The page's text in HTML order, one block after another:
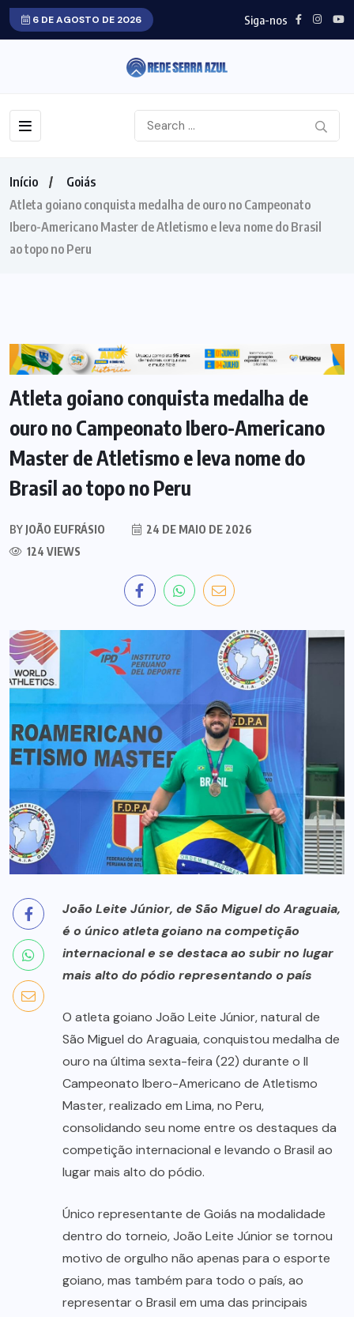
6 DE AGOSTO DE 2026 Siga-nos
Início
Goiás
Atleta goiano conquista medalha de ouro no Campeonato
Ibero-Americano Master de Atletismo e leva nome do Brasil
ao topo no Peru
GOIÁS BRASIL ESPORTE
Atleta goiano conquista medalha de
ouro no Campeonato Ibero-Americano
Master de Atletismo e leva nome do
Brasil ao topo no Peru
BY JOÃO EUFRÁSIO
24 DE MAIO DE 2026
124 VIEWS
João Leite Júnior, de São Miguel do Araguaia,
é o único atleta goiano na competição
internacional e se destaca ao subir no lugar
mais alto do pódio representando o país
O atleta goiano João Leite Júnior, natural de
São Miguel do Araguaia, conquistou medalha de
ouro na última sexta-feira (22) durante o II
Campeonato Ibero-Americano de Atletismo
Master, realizado em Lima, no Peru,
consolidando seu nome entre os destaques da
competição internacional e levando o Brasil ao
lugar mais alto do pódio.
Único representante de Goiás na modalidade
dentro do torneio, João Leite Júnior se tornou
motivo de orgulho não apenas para o esporte
goiano, mas também para todo o país, ao
representar o Brasil em uma das principais